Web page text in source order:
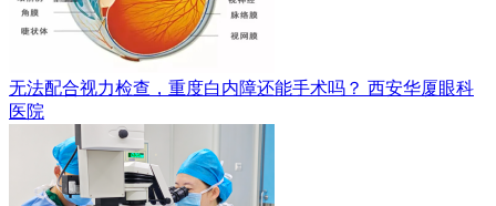
无法配合视力检查，重度白内障还能手术吗？ 西安华厦眼科
医院